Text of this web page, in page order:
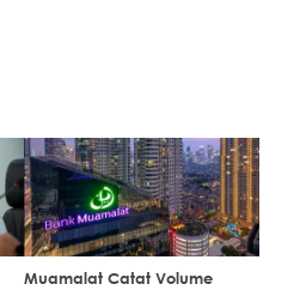
Muamalat Catat Volume